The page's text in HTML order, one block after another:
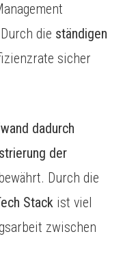
die ständigen
sicher
dadurch
der
Durch die
Stack ist viel
zwischen